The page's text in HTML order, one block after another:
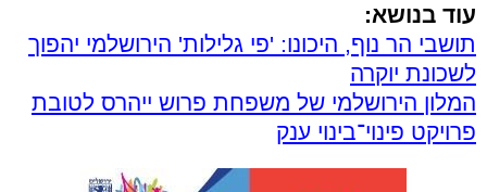
עוד בנושא:
תושבי הר נוף, היכונו: 'פי גלילות' הירושלמי יהפוך
לשכונת יוקרה
המלון הירושלמי של משפחת פרוש ייהרס לטובת
פרויקט פינוי־בינוי ענק